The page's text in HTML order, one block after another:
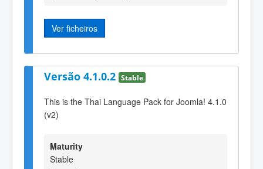
Ver ficheiros
Versão 4.1.0.2 Stable
This is the Thai Language Pack for Joomla! 4.1.0
(v2)
Maturity
Stable